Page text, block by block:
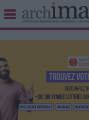
BIBLIOTHÈQUE ÉDITION
UNIVERS DATA
TRAVAIL COLLABORATIF
VIE NUMÉRIQUE
NUMÉRIQUE RESPONSABLE